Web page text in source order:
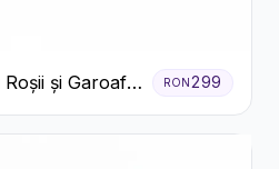
și Garoafe
RON299